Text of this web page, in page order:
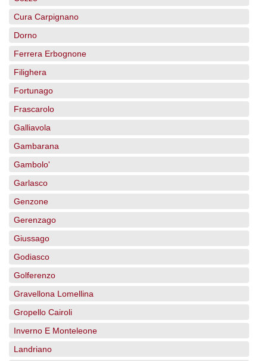
Cura Carpignano
Dorno
Ferrera Erbognone
Filighera
Fortunago
Frascarolo
Galliavola
Gambarana
Gambolo'
Garlasco
Genzone
Gerenzago
Giussago
Godiasco
Golferenzo
Gravellona Lomellina
Gropello Cairoli
Inverno E Monteleone
Landriano